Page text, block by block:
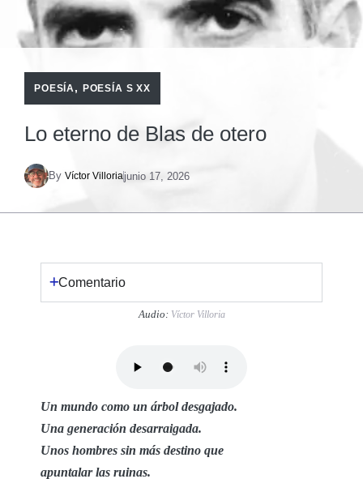
POESÍA, POESÍA S XX
Lo eterno de Blas de otero
By Víctor Villoriajunio 17, 2026
Comentario
Audio: Víctor Villoria
Un mundo como un árbol desgajado.
Una generación desarraigada.
Unos hombres sin más destino que
apuntalar las ruinas.